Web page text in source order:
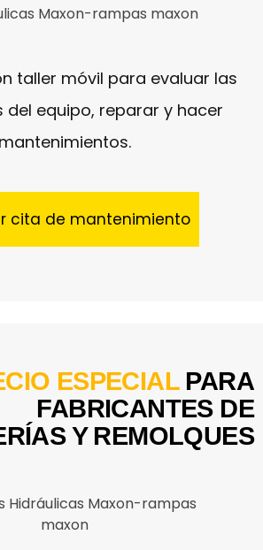
taller móvil para evaluar las
del equipo, reparar y hacer
mantenimientos.
cita de mantenimiento
ESPECIAL PARA
FABRICANTES DE
Y REMOLQUES